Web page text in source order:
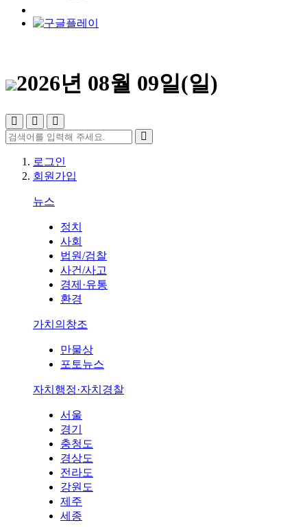
2026년 08월 09일(일)
로그인
회원가입
뉴스
정치
사회
법원/검찰
사건/사고
경제·유통
환경
가치의창조
만물상
포토뉴스
자치행정·자치경찰
서울
경기
충청도
경상도
전라도
강원도
제주
세종